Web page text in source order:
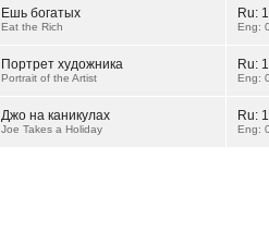
Ешь богатых
Eat the Rich
Ru:
Eng:
Портрет художника
Portrait of the Artist
Ru:
Eng:
Джо на каникулах
Joe Takes a Holiday
Ru:
Eng: